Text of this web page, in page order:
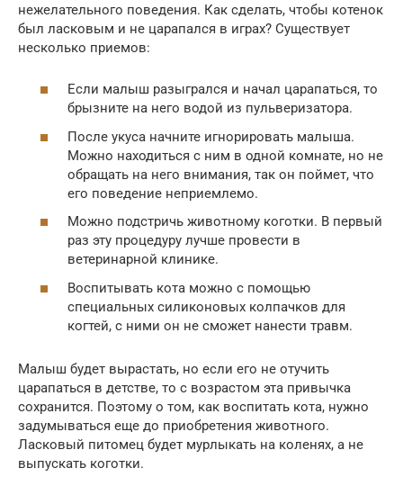
нежелательного поведения. Как сделать, чтобы котенок
был ласковым и не царапался в играх? Существует
несколько приемов:
Если малыш разыгрался и начал царапаться, то
брызните на него водой из пульверизатора.
После укуса начните игнорировать малыша.
Можно находиться с ним в одной комнате, но не
обращать на него внимания, так он поймет, что
его поведение неприемлемо.
Можно подстричь животному коготки. В первый
раз эту процедуру лучше провести в
ветеринарной клинике.
Воспитывать кота можно с помощью
специальных силиконовых колпачков для
когтей, с ними он не сможет нанести травм.
Малыш будет вырастать, но если его не отучить
царапаться в детстве, то с возрастом эта привычка
сохранится. Поэтому о том, как воспитать кота, нужно
задумываться еще до приобретения животного.
Ласковый питомец будет мурлыкать на коленях, а не
выпускать коготки.